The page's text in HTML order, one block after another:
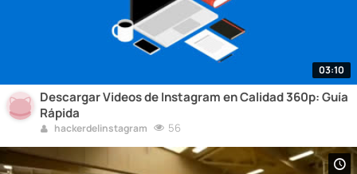
03:10
Descargar Videos de Instagram en Calidad 360p: Guía
Rápida
hackerdelinstagram 56